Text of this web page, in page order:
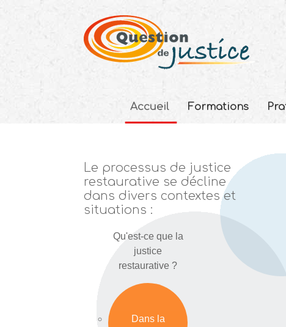
Accueil Formations
Le processus de justice
restaurative se décline
dans divers contextes et
situations :
Qu'est-ce que la
justice
restaurative ?
Dans la